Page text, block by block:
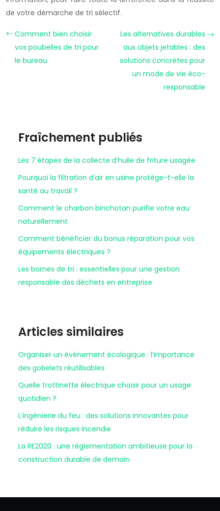
de votre démarche de tri sélectif.
Comment bien choisir
vos poubelles de tri pour
le bureau
Les alternatives durables
aux objets jetables : des
solutions concrètes pour
un mode de vie éco-
responsable
Fraîchement publiés
Les 7 étapes de la collecte d’huile de friture usagée
Pourquoi la filtration d’air en usine protège-t-elle la
santé au travail ?
Comment le charbon binchotan purifie votre eau
naturellement
Comment bénéficier du bonus réparation pour vos
équipements électriques ?
Les bornes de tri : essentielles pour une gestion
responsable des déchets en entreprise
Articles similaires
Organiser un événement écologique : l’importance
des gobelets réutilisables
Quelle trottinette électrique choisir pour un usage
quotidien ?
L’ingénierie du feu : des solutions innovantes pour
réduire les risques incendie
La RE2020 : une réglementation ambitieuse pour la
construction durable de demain